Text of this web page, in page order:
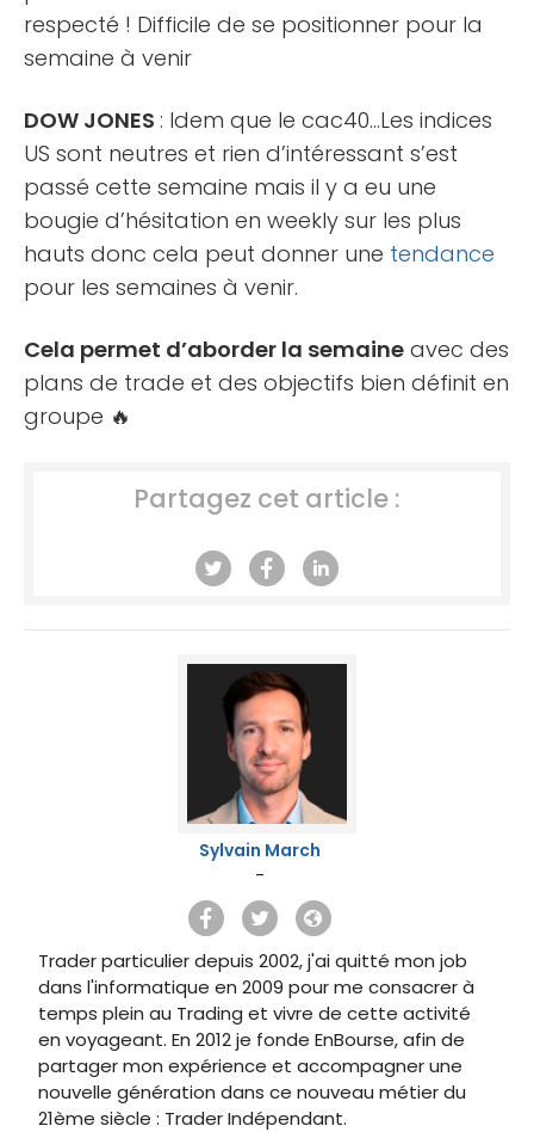
respecté ! Difficile de se positionner pour la
semaine à venir
DOW JONES : Idem que le cac40…Les indices
US sont neutres et rien d’intéressant s’est
passé cette semaine mais il y a eu une
bougie d’hésitation en weekly sur les plus
hauts donc cela peut donner une tendance
pour les semaines à venir.
Cela permet d’aborder la semaine avec des
plans de trade et des objectifs bien définit en
groupe 🔥
Partagez cet article :
Sylvain March
-
Trader particulier depuis 2002, j'ai quitté mon job
dans l'informatique en 2009 pour me consacrer à
temps plein au Trading et vivre de cette activité
en voyageant. En 2012 je fonde EnBourse, afin de
partager mon expérience et accompagner une
nouvelle génération dans ce nouveau métier du
21ème siècle : Trader Indépendant.